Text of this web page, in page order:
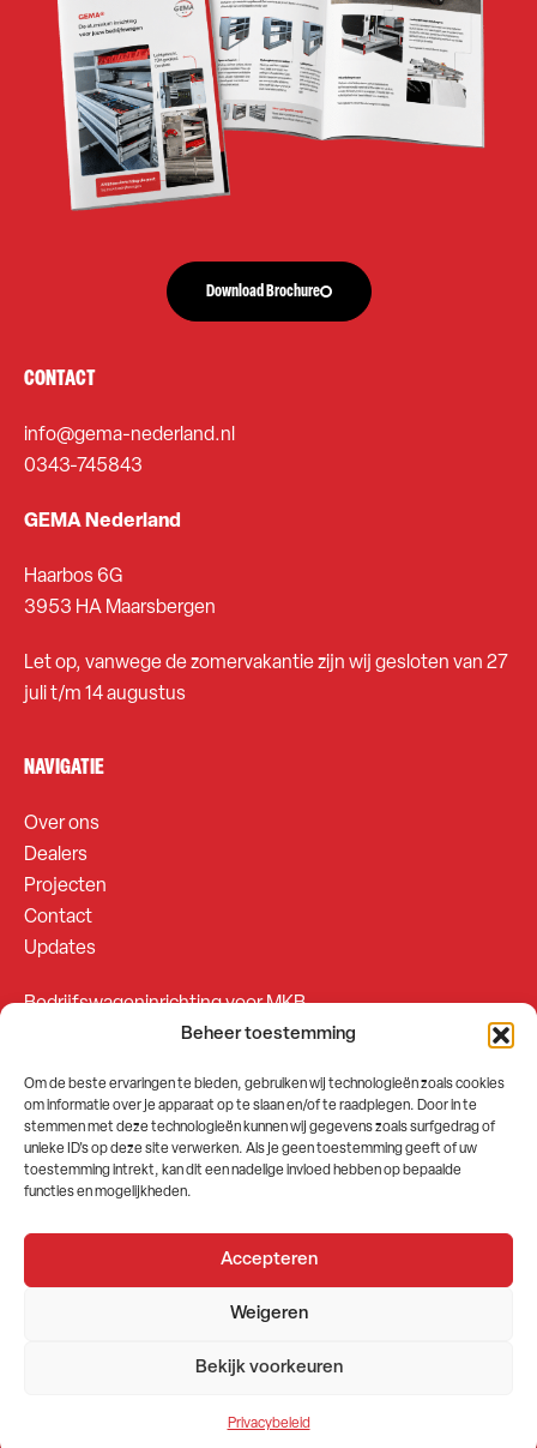
Beheer toestemming
Om de beste ervaringen te bieden, gebruiken wij technologieën zoals cookies
om informatie over je apparaat op te slaan en/of te raadplegen. Door in te
stemmen met deze technologieën kunnen wij gegevens zoals surfgedrag of
unieke ID's op deze site verwerken. Als je geen toestemming geeft of uw
toestemming intrekt, kan dit een nadelige invloed hebben op bepaalde
functies en mogelijkheden.
Accepteren
Weigeren
Bekijk voorkeuren
Privacybeleid
Download Brochure
CONTACT
info@gema-nederland.nl
0343-745843
GEMA Nederland
Haarbos 6G
3953 HA Maarsbergen
Let op, vanwege de zomervakantie zijn wij gesloten van 27
juli t/m 14 augustus
NAVIGATIE
Over ons
Dealers
Projecten
Contact
Updates
Bedrijfswageninrichting voor MKB
Bedrijfswageninrichting voor Fleetsales
SOCIALS